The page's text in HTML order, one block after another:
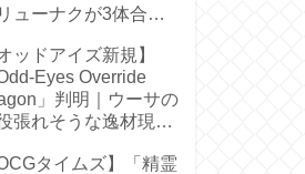
ューナクが3体合
オッドアイズ新規】
Odd-Eyes Override
」判明｜ウーサの
張れそうな逸材現
OCGタイムズ】「精霊